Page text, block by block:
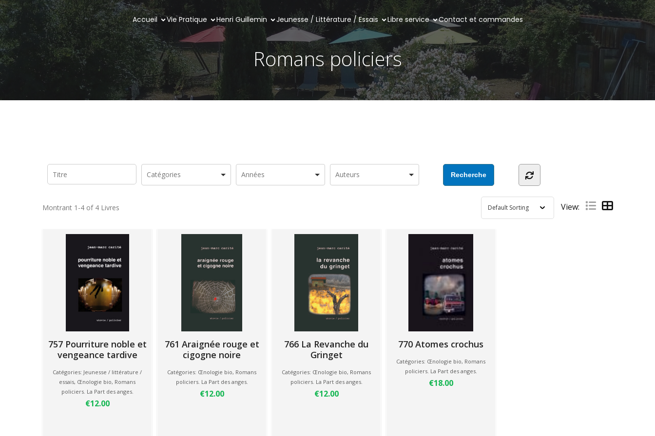
Accueil Vie Pratique Henri Guillemin Jeunesse / Littérature / Essais Libre service Contact et commandes
Romans policiers
Montrant 1-4 of 4 Livres View:
757 Pourriture noble et
vengeance tardive
Catégories: Jeunesse / littérature /
essais, Œnologie bio, Romans
policiers. La Part des anges.
€12.00
761 Araignée rouge et
cigogne noire
Catégories: Œnologie bio, Romans
policiers. La Part des anges.
€12.00
766 La Revanche du
Gringet
Catégories: Œnologie bio, Romans
policiers. La Part des anges.
€12.00
770 Atomes crochus
Catégories: Œnologie bio, Romans
policiers. La Part des anges.
€18.00